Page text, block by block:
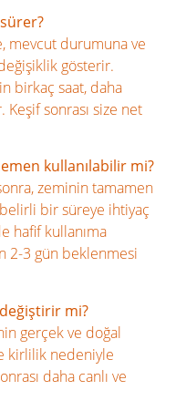
mevcut durumuna ve
gösterir.
birkaç saat, daha
sonrası size net
kullanılabilir mi?
zeminin tamamen
belirli bir süreye ihtiyaç
hafif kullanıma
2-3 gün beklenmesi
mi?
gerçek ve doğal
kirlilik nedeniyle
daha canlı ve